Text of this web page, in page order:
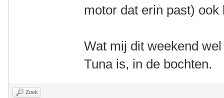
motor dat erin past) ook
Wat mij dit weekend
Tuna is, in de bochten.
Zoek